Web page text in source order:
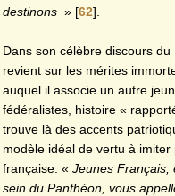
destinons » [62]
Dans son célèbre discours
revient sur les mérites
auquel il associe un autre
fédéralistes, histoire «
trouve là des accents
modèle idéal de vertu à
française. « Jeunes Français,
sein du Panthéon, vous